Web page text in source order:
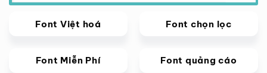
Font Việt hoá Font chọn lọc
Font Miễn Phí Font quảng cáo